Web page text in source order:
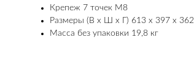
Крепеж 7 точек M8
Размеры (В х Ш х Г) 613 х 397 х
Масса без упаковки 19,8 кг